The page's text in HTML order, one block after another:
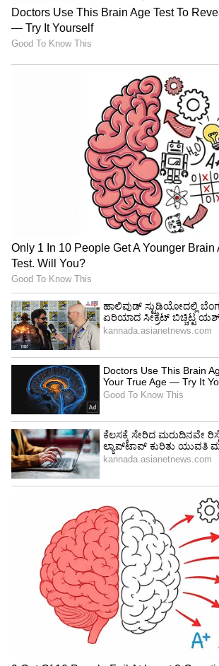
ಏನನ್ನಾದರೂ ಸಾಧಿಸಬಹುದು.
ನೀಡುವ ಸೊಸೆ ನಿಯಮಿತವಾಗಿ ವರ್ಕೌಟ್
ಪರಸ್ಪರ ಬೆಳೆಯುವುದು ಎಂದರೆ ಇದಲ್ಲವೇ'
ಹೇಳಲಾಗಿದೆ.
ಅಯ್ಯೋ ನೋವು ಅಂದ್ರೂ ಬಿಡ್ಲಿಲ್ಲ,
ಬಳಸದೆ 23 ಮಹಿಳೆಯರಿಗೆ ಸರ್ಜರಿ !
ವೈರಲ್ ವೀಡಿಯೋಗೆ ನೆಟ್ಟಿಗರಿಂದ
ಈ ಪೋಸ್ಟ್‌ಗೆ ನೆಟ್ಟಿಗರು ಹಲವರು
ಮಾಡಿದ್ದಾರೆ. ಒಬ್ಬ ಬಳಕೆದಾರ 'ಇದು ನಾನು
ಅತ್ಯುತ್ತಮ ಘಟನೆಯಾಗಿದೆ. ಇನ್ನೂ
ಪೋಸ್ಟ್‌ನಿಂದ ಸ್ಫೂರ್ತಿ ಪಡೆಯುತ್ತಾರೆ
ಮತ್ತು ದೈಹಿಕ ಯೋಗಕ್ಷೇಮಕ್ಕೆ ಆದ್ಯತೆ
ನಾನು ಭಾವಿಸುತ್ತೇನೆ' ಎಂದಿದ್ದಾರೆ.
ಪ್ರಗತಿಪರ ಎಂದು
ಮಾಡುವ ಬದಲು ಅತ್ತೆ-ಸೊಸೆ
ಮಾಡುತ್ತಿದ್ದಾರೆ. ನಾವು ಅವರಿಂದ ಹಲವು
ಕಲಿಯಬೇಕಿದೆ' ಎಂದಿದ್ದಾರೆ.